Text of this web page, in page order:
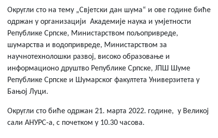
Округли сто на тему „Свјетски дан шума“ и ове године биће
одржан у организацији Академије наука и умјетности
Републике Српске, Министарством пољопривреде,
шумарства и водопривреде, Министарством за
научнотехнолошки развој, високо образовање и
информационо друштво Републике Српске, ЈПШ Шуме
Републике Српске и Шумарског факултета Универзитета у
Бањој Луци.
Округли сто биће одржан 21. марта 2022. године, у Великој
сали АНУРС-а, с почетком у 10.30 часова.